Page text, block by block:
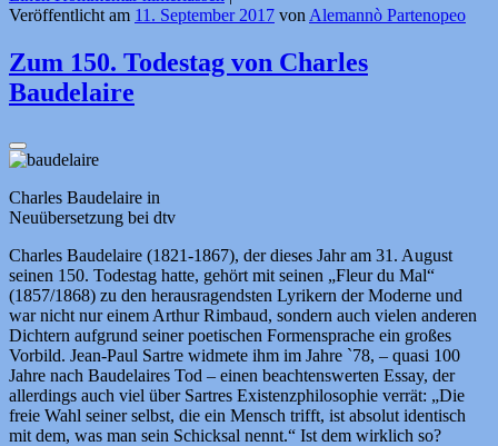
Veröffentlicht am 11. September 2017 von Alemannò Partenopeo
Zum 150. Todestag von Charles
Baudelaire
Charles Baudelaire in
Neuübersetzung bei dtv
Charles Baudelaire (1821-1867), der dieses Jahr am 31. August
seinen 150. Todestag hatte, gehört mit seinen „Fleur du Mal“
(1857/1868) zu den herausragendsten Lyrikern der Moderne und
war nicht nur einem Arthur Rimbaud, sondern auch vielen anderen
Dichtern aufgrund seiner poetischen Formensprache ein großes
Vorbild. Jean-Paul Sartre widmete ihm im Jahre `78, – quasi 100
Jahre nach Baudelaires Tod – einen beachtenswerten Essay, der
allerdings auch viel über Sartres Existenzphilosophie verrät: „Die
freie Wahl seiner selbst, die ein Mensch trifft, ist absolut identisch
mit dem, was man sein Schicksal nennt.“ Ist dem wirklich so?